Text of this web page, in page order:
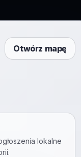
Otwórz mapę
lokalne